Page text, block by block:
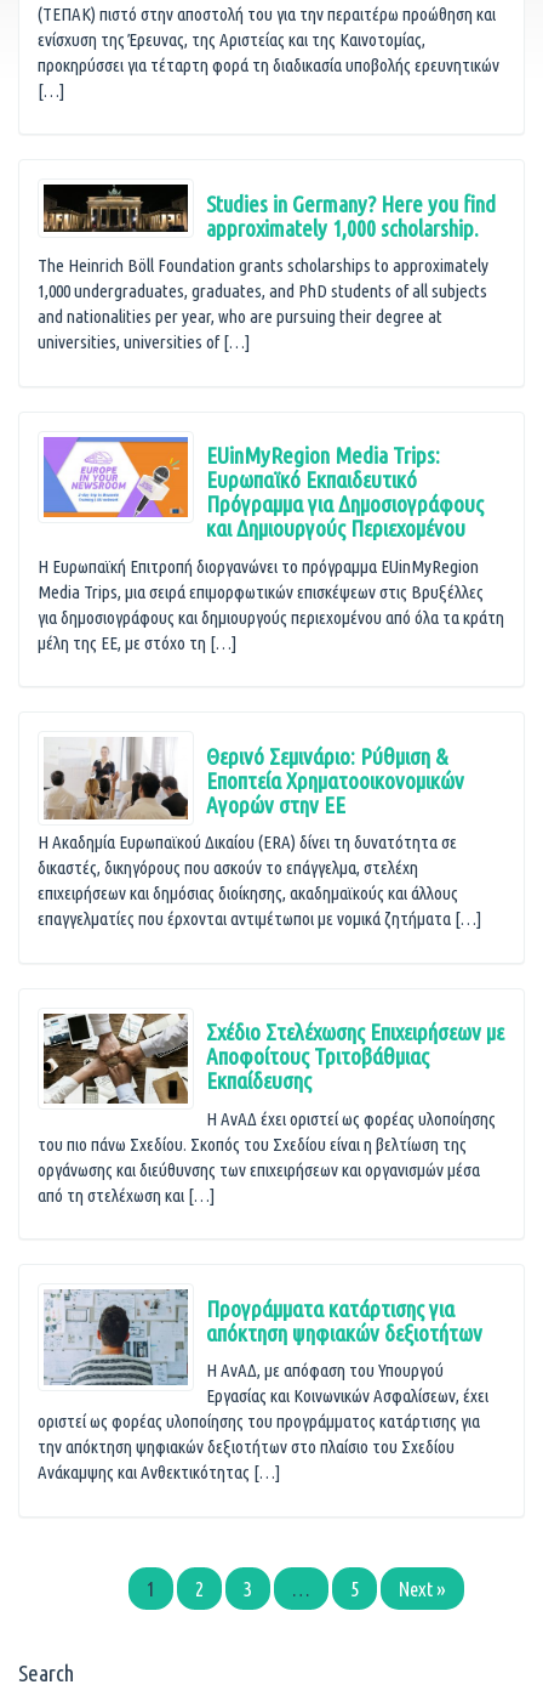
(ΤΕΠΑΚ) πιστό στην αποστολή του για την περαιτέρω προώθηση και
ενίσχυση της Έρευνας, της Αριστείας και της Καινοτομίας,
προκηρύσσει για τέταρτη φορά τη διαδικασία υποβολής ερευνητικών
[…]
Studies in Germany? Here you find
approximately 1,000 scholarship.
The Heinrich Böll Foundation grants scholarships to approximately
1,000 undergraduates, graduates, and PhD students of all subjects
and nationalities per year, who are pursuing their degree at
universities, universities of […]
EUinMyRegion Media Trips:
Ευρωπαϊκό Εκπαιδευτικό
Πρόγραμμα για Δημοσιογράφους
και Δημιουργούς Περιεχομένου
Η Ευρωπαϊκή Επιτροπή διοργανώνει το πρόγραμμα EUinMyRegion
Media Trips, μια σειρά επιμορφωτικών επισκέψεων στις Βρυξέλλες
για δημοσιογράφους και δημιουργούς περιεχομένου από όλα τα κράτη
μέλη της ΕΕ, με στόχο τη […]
Θερινό Σεμινάριο: Ρύθμιση &
Εποπτεία Χρηματοοικονομικών
Αγορών στην ΕE
Η Ακαδημία Ευρωπαϊκού Δικαίου (ERA) δίνει τη δυνατότητα σε
δικαστές, δικηγόρους που ασκούν το επάγγελμα, στελέχη
επιχειρήσεων και δημόσιας διοίκησης, ακαδημαϊκούς και άλλους
επαγγελματίες που έρχονται αντιμέτωποι με νομικά ζητήματα […]
Σχέδιο Στελέχωσης Επιχειρήσεων με
Αποφοίτους Τριτοβάθμιας
Εκπαίδευσης
Η ΑνΑΔ έχει οριστεί ως φορέας υλοποίησης
του πιο πάνω Σχεδίου. Σκοπός του Σχεδίου είναι η βελτίωση της
οργάνωσης και διεύθυνσης των επιχειρήσεων και οργανισμών μέσα
από τη στελέχωση και […]
Προγράμματα κατάρτισης για
απόκτηση ψηφιακών δεξιοτήτων
Η ΑνΑΔ, με απόφαση του Υπουργού
Εργασίας και Κοινωνικών Ασφαλίσεων, έχει
οριστεί ως φορέας υλοποίησης του προγράμματος κατάρτισης για
την απόκτηση ψηφιακών δεξιοτήτων στο πλαίσιο του Σχεδίου
Ανάκαμψης και Ανθεκτικότητας […]
1 2 3 5 Next »
Search